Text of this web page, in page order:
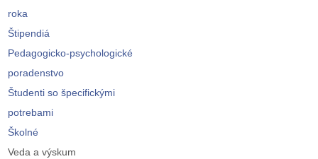
roka
Štipendiá
Pedagogicko-psychologické
poradenstvo
Študenti so špecifickými
potrebami
Školné
Veda a výskum